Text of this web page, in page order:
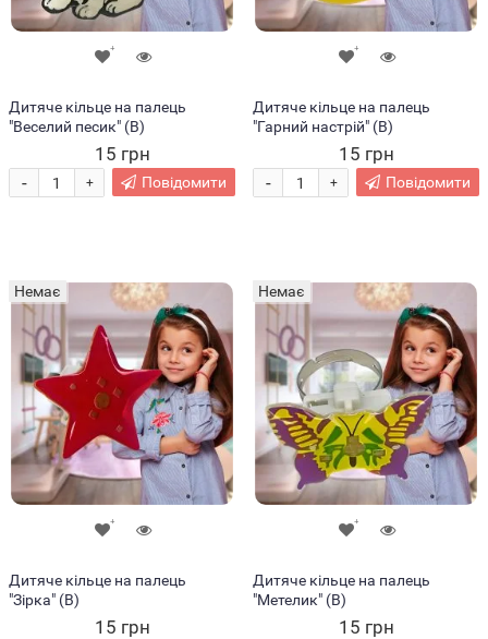
Дитяче кільце на палець
"Веселий песик" (В)
15 грн
+
- Повідомити
Дитяче кільце на палець
"Гарний настрій" (В)
15 грн
+
- Повідомити
Немає
Дитяче кільце на палець
"Зірка" (В)
15 грн
Немає
Дитяче кільце на палець
"Метелик" (В)
15 грн